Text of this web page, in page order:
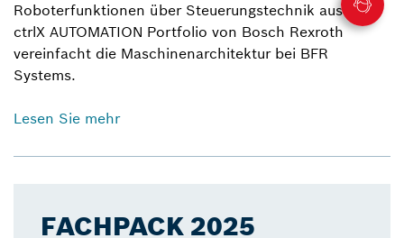
Roboterfunktionen über Steuerungstechnik aus dem
ctrlX AUTOMATION Portfolio von Bosch Rexroth
vereinfacht die Maschinenarchitektur bei BFR
Systems.
Lesen Sie mehr
FACHPACK 2025